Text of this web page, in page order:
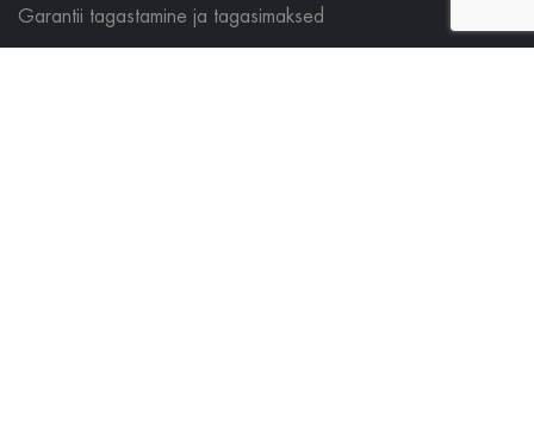
Garantii tagastamine ja tagasimaksed